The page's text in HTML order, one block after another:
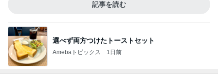
記事を読む
選べず両方つけたトーストセット
Amebaトピックス 1日前